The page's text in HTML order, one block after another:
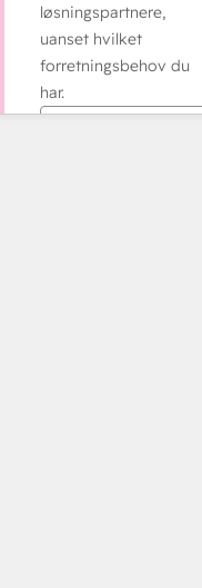
løsningspartnere,
uanset hvilket
forretningsbehov du
har.